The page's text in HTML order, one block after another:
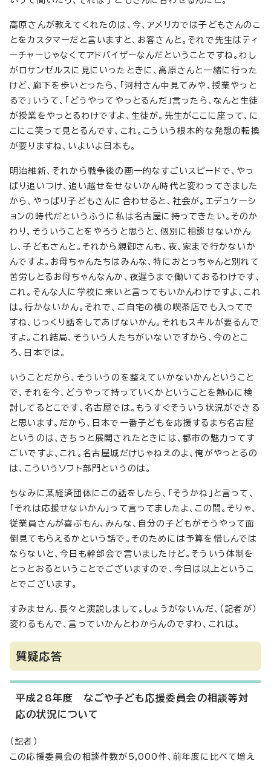
高原さんが教えてくれたのは、今、アメリカでは子どもさんのこ
とをカスタマーだと言いますと、お客さんと。それで先生はティ
ーチャーじゃなくてアドバイザーなんだということですね。わし
がロサンゼルスに見にいったときに、高原さんと一緒に行った
けど、廊下を歩いとったら、「河村さん中見てみや、授業やっと
るで」いうて、「どうやってやっとるんだ」言ったら、なんと生徒
が授業をやっとるわけですよ、生徒が。先生がここに座って、に
こにこ笑って見とるんです、これ。こういう根本的な発想の転換
が要りますね、いよいよ日本も。
明治維新、それから戦争後の画一的なすごいスピードで、やっ
ぱり追いつけ、追い越せをせないかん時代と変わってきました
から、やっぱり子どもさんに合わせると、社会が。エデュケーシ
ョンの時代だというふうに私は名古屋に持ってきたい。そのか
わり、そういうことをやろうと思うと、個別に相談せないかん
し、子どもさんと。それから親御さんも、夜、家まで行かないか
んですよ。お母ちゃんたちはみんな、特におとっちゃんと別れて
苦労しとるお母ちゃんなんか、夜遅うまで働いておるわけです、
これ。そんな人に学校に来いと言ってもいかんわけですよ、これ
は。行かないかん。それで、ご自宅の横の喫茶店でも入ってで
すね、じっくり話をしてあげないかん。それもスキルが要るんで
すよ。これ結局、そういう人たちがいないですから、今のとこ
ろ、日本では。
いうことだから、そういうのを整えていかないかんということ
で、それを今、どうやって持っていくかということを熱心に検
討してるとこです、名古屋では。もうすぐそういう状況ができる
と思います。だから、日本で一番子どもを応援するまち名古屋
というのは、きちっと展開されたときには、都市の魅力ってす
ごいですよ、これ。名古屋城だけじゃねえのよ、俺がやっとるの
は、こういうソフト部門というのは。
ちなみに某経済団体にこの話をしたら、「そうかね」と言って、
「それは応援せないかん」って言ってましたよ、この間。そりゃ、
従業員さんが喜ぶもん、みんな、自分の子どもがそうやって面
倒見てもらえるかという話で。そのためには予算を惜しんでは
ならないと、今日も幹部会で言いましたけど。そういう体制を
とっとおるということでございますので、今日は以上というこ
とでございます。
すみません、長々と演説しまして。しょうがないんだ、（記者が）
変わるもんで、言っていかんとわからんのですわ、これは。
質疑応答
平成28年度 なごや子ども応援委員会の相談等対
応の状況について
（記者）
この応援委員会の相談件数が5,000件、前年度に比べて増え